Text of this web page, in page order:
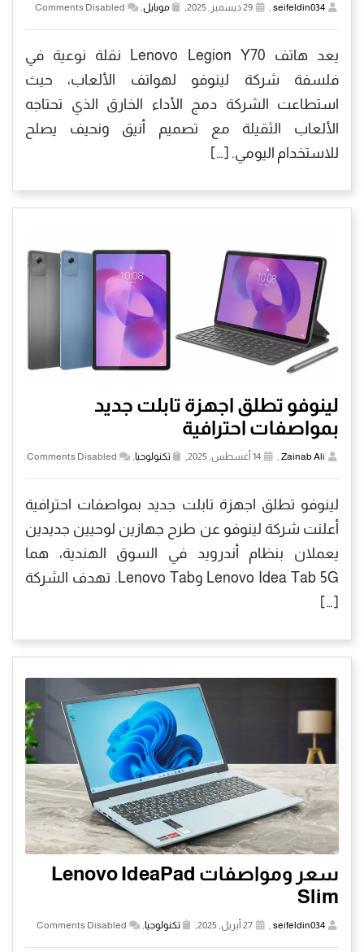
seifeldin034 موبايل Comments Disabled
يعد هاتف Lenovo Legion Y70 نقلة نوعية في
فلسفة شركة لينوفو لهواتف الألعاب، حيث
استطاعت الشركة دمج الأداء الخارق الذي تحتاجه
الألعاب الثقيلة مع تصميم أنيق ونحيف يصلح
للاستخدام اليومي. […]
لينوفو تطلق اجهزة تابلت جديد
بمواصفات احترافية
Zainab Ali تكنولوجيا Comments Disabled
لينوفو تطلق اجهزة تابلت جديد بمواصفات احترافية
أعلنت شركة لينوفو عن طرح جهازين لوحيين جديدين
يعملان بنظام أندرويد في السوق الهندية، هما
Lenovo Idea Tab 5G وLenovo Tab. تهدف الشركة
[…]
سعر ومواصفات Lenovo IdeaPad
Slim
seifeldin034 تكنولوجيا Comments Disabled